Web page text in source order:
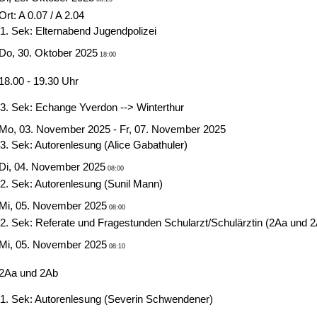
A 0.07 / A 2.04
1. Sek: Elternabend Jugendpolizei
30. Oktober 2025 18:00
- 19.30 Uhr
3. Sek: Echange Yverdon --> Winterthur
03. November 2025 - Fr, 07. November 2025
3. Sek: Autorenlesung (Alice Gabathuler)
04. November 2025 08:00
2. Sek: Autorenlesung (Sunil Mann)
05. November 2025 08:00
2. Sek: Referate und Fragestunden Schularzt/Schulärztin (2Aa und
05. November 2025 08:10
und 2Ab
1. Sek: Autorenlesung (Severin Schwendener)